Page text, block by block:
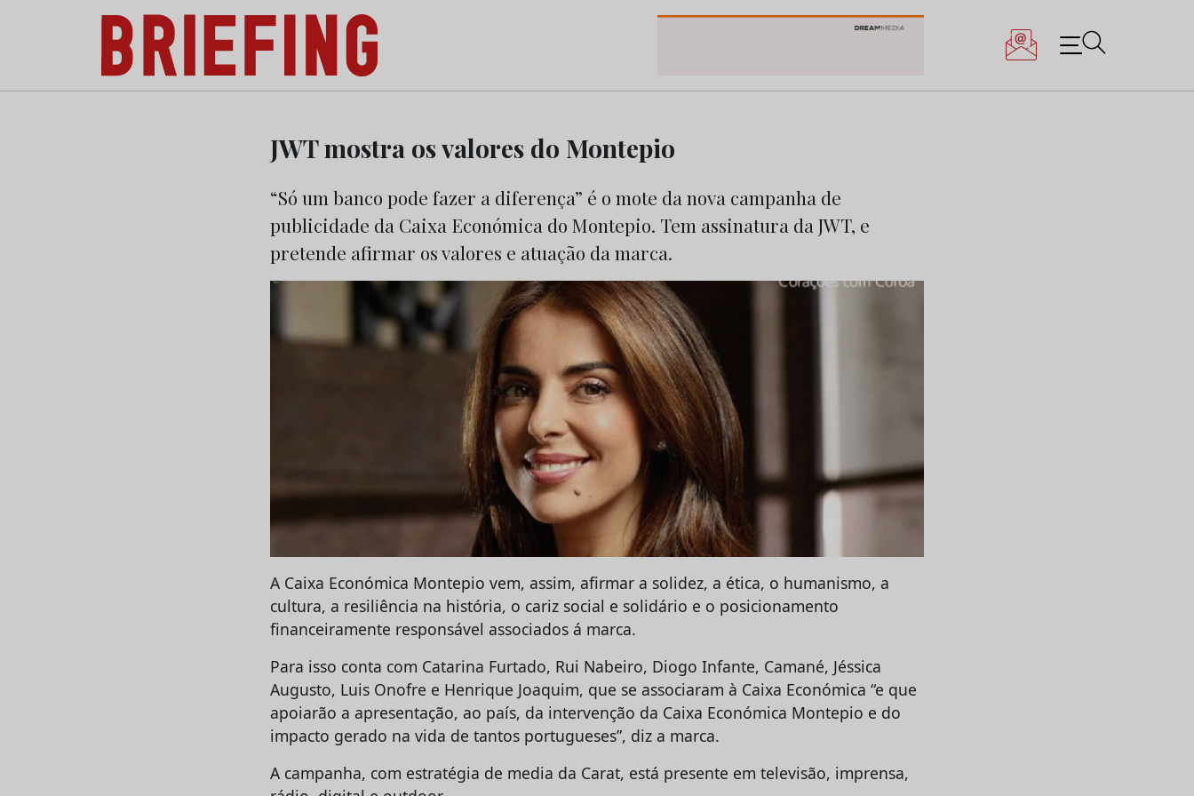
Briefing: Todas as notícias sobre os negócios do Marketing e da Publicidade
JWT mostra os valores do Montepio
“Só um banco pode fazer a diferença” é o mote da nova campanha de
publicidade da Caixa Económica do Montepio. Tem assinatura da JWT, e
pretende afirmar os valores e atuação da marca.
A Caixa Económica Montepio vem, assim, afirmar a solidez, a ética, o humanismo, a
cultura, a resiliência na história, o cariz social e solidário e o posicionamento
financeiramente responsável associados á marca.
Para isso conta com Catarina Furtado, Rui Nabeiro, Diogo Infante, Camané, Jéssica
Augusto, Luis Onofre e Henrique Joaquim, que se associaram à Caixa Económica “e que
apoiarão a apresentação, ao país, da intervenção da Caixa Económica Montepio e do
impacto gerado na vida de tantos portugueses”, diz a marca.
A campanha, com estratégia de media da Carat, está presente em televisão, imprensa,